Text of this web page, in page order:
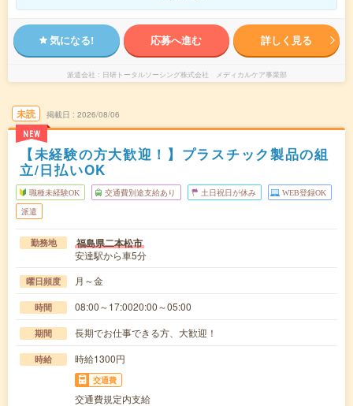
気になる! 応募へ進む 詳しく見る
派遣会社 日研トータルソーシング株式会社 メディカルケア事業部
未読
NEW
掲載日 2026/08/06
【未経験の方大歓迎！】プラスチック製品の組
立/日払いOK
職種未経験OK 交通費別途支給あり 土日祝日が休み WEB登録OK
派遣
勤務地 福島県二本松市
安達駅から車5分
曜日頻度 月～金
時間 08:00～17:0020:00～05:00
期間 長期でお仕事できる方、大歓迎！
時給 時給1300円
交通費
交通費規定内支給